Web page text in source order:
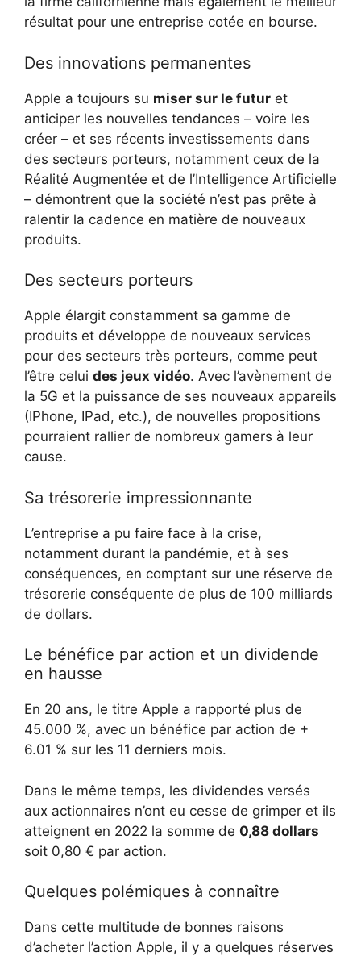
résultat pour une entreprise cotée en bourse.
Des innovations permanentes
Apple a toujours su miser sur le futur et
anticiper les nouvelles tendances – voire les
créer – et ses récents investissements dans
des secteurs porteurs, notamment ceux de la
Réalité Augmentée et de l’Intelligence Artificielle
– démontrent que la société n’est pas prête à
ralentir la cadence en matière de nouveaux
produits.
Des secteurs porteurs
Apple élargit constamment sa gamme de
produits et développe de nouveaux services
pour des secteurs très porteurs, comme peut
l’être celui des jeux vidéo. Avec l’avènement de
la 5G et la puissance de ses nouveaux appareils
(IPhone, IPad, etc.), de nouvelles propositions
pourraient rallier de nombreux gamers à leur
cause.
Sa trésorerie impressionnante
L’entreprise a pu faire face à la crise,
notamment durant la pandémie, et à ses
conséquences, en comptant sur une réserve de
trésorerie conséquente de plus de 100 milliards
de dollars.
Le bénéfice par action et un dividende
en hausse
En 20 ans, le titre Apple a rapporté plus de
45.000 %, avec un bénéfice par action de +
6.01 % sur les 11 derniers mois.
Dans le même temps, les dividendes versés
aux actionnaires n’ont eu cesse de grimper et ils
atteignent en 2022 la somme de 0,88 dollars
soit 0,80 € par action.
Quelques polémiques à connaître
Dans cette multitude de bonnes raisons
d’acheter l’action Apple, il y a quelques réserves